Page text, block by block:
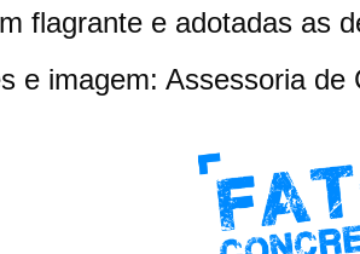
flagrante e adotadas as
e imagem: Assessoria de